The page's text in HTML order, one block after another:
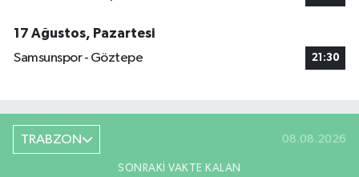
17 Ağustos, Pazartesi
Samsunspor - Göztepe
21:30
TRABZON 08.08.2026
SONRAKI VAKTE KALAN